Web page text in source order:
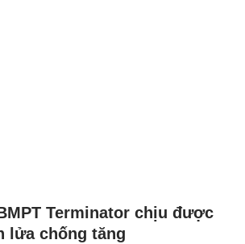
Terminator chịu được
lửa chống tăng